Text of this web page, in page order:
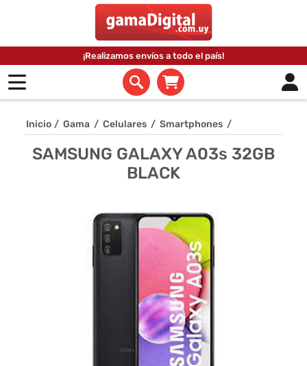
¡Realizamos envíos a todo el país!
Inicio / Gama / Celulares / Smartphones /
SAMSUNG GALAXY A03s 32GB
BLACK